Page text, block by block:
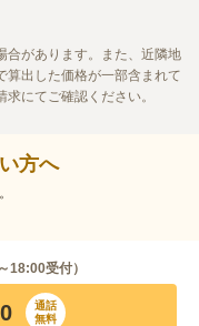
ような記憶はあります。
口コミの続きを読む
合があります。また、近隣地
算出した価格が一部含まれて
にてご確認ください。
方へ
18:00受付）
通話
無料